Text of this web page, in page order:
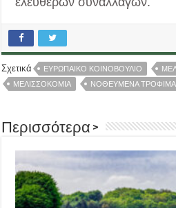
Σχετικά ΕΥΡΩΠΑΙΚΟ ΚΟΙΝΟΒΟΥΛΙΟ
ΜΕΛΙΣΣΟΚΟΜΙΑ
ΝΟΘΕΥΜΕΝΑ ΤΡΟΦΙΜΑ
Περισσότερα >